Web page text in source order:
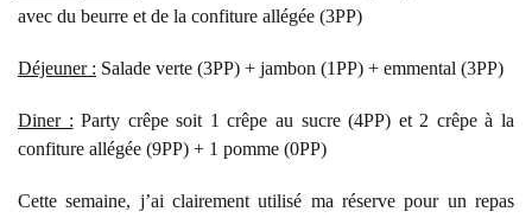
avec du beurre et de la confiture allégée (3PP)
Déjeuner : Salade verte (3PP) + jambon (1PP) + emmental (3PP)
Diner : Party crêpe soit 1 crêpe au sucre (4PP) et 2 crêpe à la
confiture allégée (9PP) + 1 pomme (0PP)
Cette semaine, j’ai clairement utilisé ma réserve pour un repas